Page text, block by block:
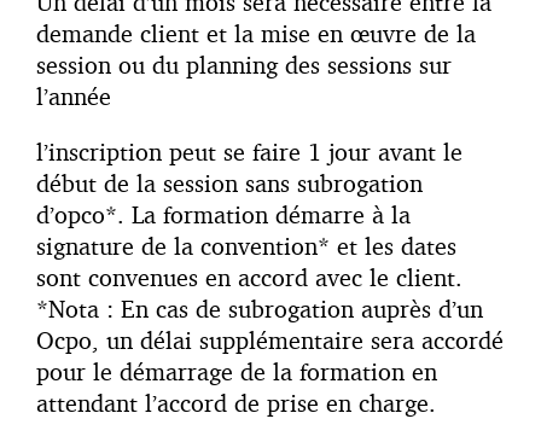
demande client et la mise en œuvre de la
session ou du planning des sessions sur
l’année
l’inscription peut se faire 1 jour avant le
début de la session sans subrogation
d’opco*. La formation démarre à la
signature de la convention* et les dates
sont convenues en accord avec le client.
*Nota : En cas de subrogation auprès d’un
Ocpo, un délai supplémentaire sera accordé
pour le démarrage de la formation en
attendant l’accord de prise en charge.